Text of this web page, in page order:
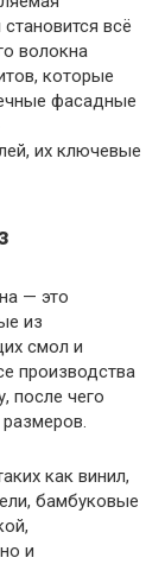
всё
волокна
которые
фасадные
их ключевые
— это
из
смол и
производства
после чего
как винил,
бамбуковые
и